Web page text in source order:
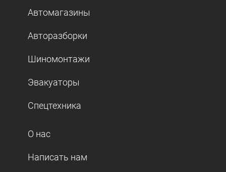
Автомагазины
Авторазборки
Шиномонтажи
Эвакуаторы
Спецтехника
О нас
Написать нам